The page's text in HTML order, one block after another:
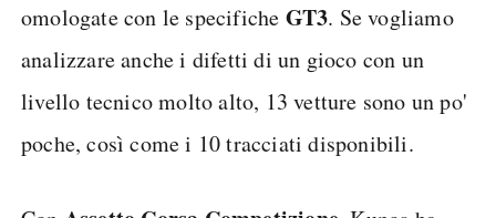
omologate con le specifiche GT3. Se vogliamo
analizzare anche i difetti di un gioco con un
livello tecnico molto alto, 13 vetture sono un po'
poche, così come i 10 tracciati disponibili.